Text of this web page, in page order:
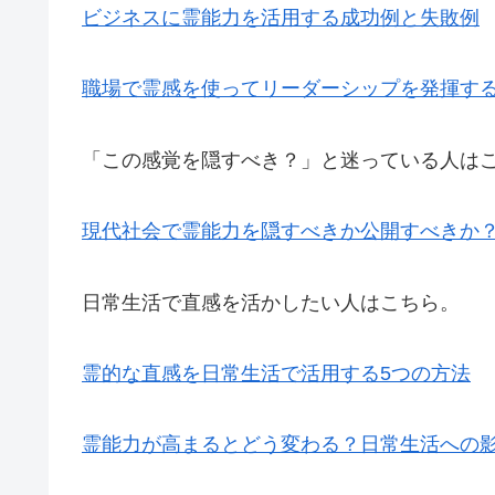
ビジネスに霊能力を活用する成功例と失敗例
職場で霊感を使ってリーダーシップを発揮す
「この感覚を隠すべき？」と迷っている人は
現代社会で霊能力を隠すべきか公開すべきか？
日常生活で直感を活かしたい人はこちら。
霊的な直感を日常生活で活用する5つの方法
霊能力が高まるとどう変わる？日常生活への